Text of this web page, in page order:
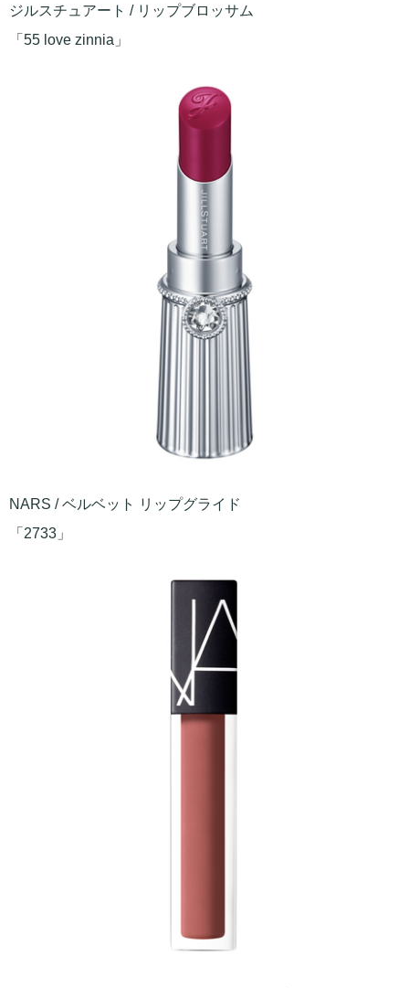
ジルスチュアート / リップブロッサム
「55 love zinnia」
NARS / ベルベット リップグライド
「2733」